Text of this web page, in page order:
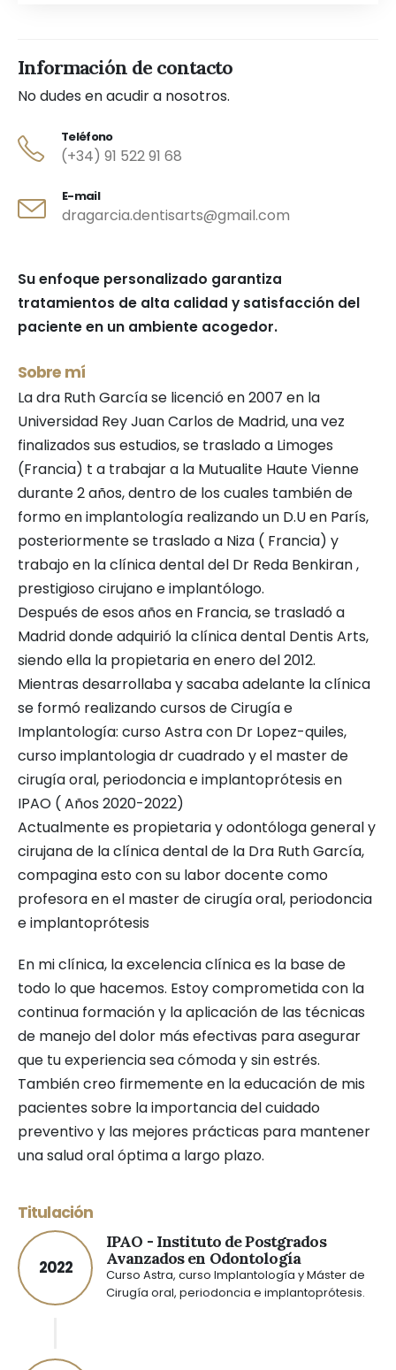
Información de contacto
No dudes en acudir a nosotros.
Teléfono
(+34) 91 522 91 68
E-mail
dragarcia.dentisarts@gmail.com
Su enfoque personalizado garantiza
tratamientos de alta calidad y satisfacción del
paciente en un ambiente acogedor.
Sobre mí
La dra Ruth García se licenció en 2007 en la
Universidad Rey Juan Carlos de Madrid, una vez
finalizados sus estudios, se traslado a Limoges
(Francia) t a trabajar a la Mutualite Haute Vienne
durante 2 años, dentro de los cuales también de
formo en implantología realizando un D.U en París,
posteriormente se traslado a Niza ( Francia) y
trabajo en la clínica dental del Dr Reda Benkiran ,
prestigioso cirujano e implantólogo.
Después de esos años en Francia, se trasladó a
Madrid donde adquirió la clínica dental Dentis Arts,
siendo ella la propietaria en enero del 2012.
Mientras desarrollaba y sacaba adelante la clínica
se formó realizando cursos de Cirugía e
Implantología: curso Astra con Dr Lopez-quiles,
curso implantologia dr cuadrado y el master de
cirugía oral, periodoncia e implantoprótesis en
IPAO ( Años 2020-2022)
Actualmente es propietaria y odontóloga general y
cirujana de la clínica dental de la Dra Ruth García,
compagina esto con su labor docente como
profesora en el master de cirugía oral, periodoncia
e implantoprótesis
En mi clínica, la excelencia clínica es la base de
todo lo que hacemos. Estoy comprometida con la
continua formación y la aplicación de las técnicas
de manejo del dolor más efectivas para asegurar
que tu experiencia sea cómoda y sin estrés.
También creo firmemente en la educación de mis
pacientes sobre la importancia del cuidado
preventivo y las mejores prácticas para mantener
una salud oral óptima a largo plazo.
Titulación
2022
IPAO - Instituto de Postgrados
Avanzados en Odontología
Curso Astra, curso Implantología y Máster de
Cirugía oral, periodoncia e implantoprótesis.